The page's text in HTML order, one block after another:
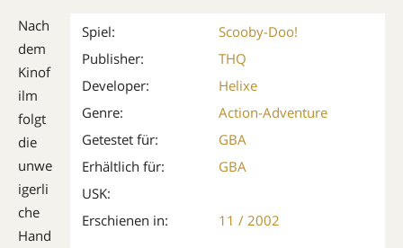
Spiel:
Scooby-Doo!
Publisher:
THQ
Developer:
Helixe
Genre:
Action-Adventure
Getestet für:
GBA
Erhältlich für:
GBA
USK:
Erschienen in:
11 / 2002
Nach
dem
Kinof
ilm
folgt
die
unwe
igerli
che
Hand